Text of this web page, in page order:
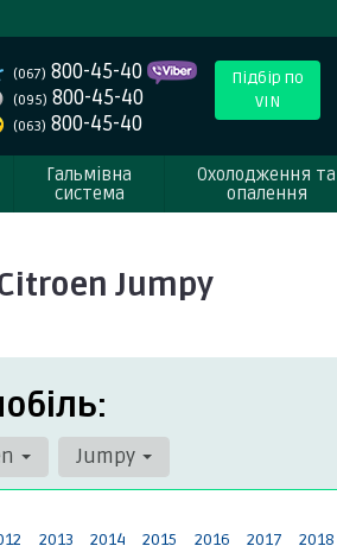
(067) 800-45-40
(095) 800-45-40
(063) 800-45-40
Підбір по
VIN
Гальмівна
система
Охолодження та
опалення
Jumpy
2013 2014 2015 2016 2017 2018
Jumpy